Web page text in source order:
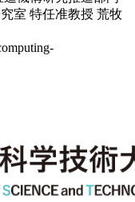
室 特任准教授 荒牧